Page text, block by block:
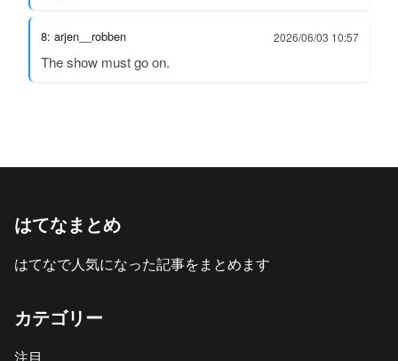
8: arjen__robben 2026/06/03 10:57
The show must go on.
はてなまとめ
はてなで人気になった記事をまとめます
カテゴリー